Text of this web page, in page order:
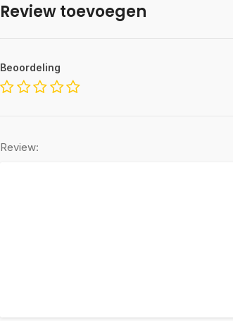
Review toevoegen
Beoordeling
Review: